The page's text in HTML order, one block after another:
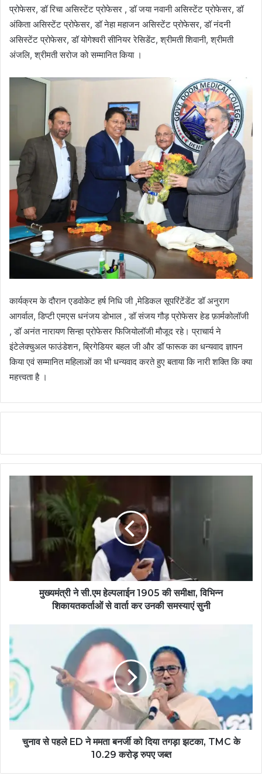
प्रोफेसर, डॉ रिचा असिस्टेंट प्रोफेसर , डॉ जया नवानी असिस्टेंट प्रोफेसर, डॉ
अंकिता असिस्टेंट प्रोफेसर, डॉ नेहा महाजन असिस्टेंट प्रोफेसर, डॉ नंदनी
असिस्टेंट प्रोफेसर, डॉ योगेश्वरी सीनियर रेसिडेंट, श्रीमती शिवानी, श्रीमती
अंजलि, श्रीमती सरोज को सम्मानित किया ।
कार्यक्रम के दौरान एडवोकेट हर्ष निधि जी ,मेडिकल सूपरिंटेंडेंट डॉ अनुराग
आगर्वाल, डिप्टी एमएस धनंजय डोभाल , डॉ संजय गौड़ प्रोफेसर हेड फ़ार्मकोलॉजी
, डॉ अनंत नारायण सिन्हा प्रोफेसर फिजियोलॉजी मौजूद रहे। प्राचार्य ने
इंटेलेक्चुअल फाउंडेशन, ब्रिगेडियर बहल जी और डॉ फारूक का धन्यवाद ज्ञापन
किया एवं सम्मानित महिलाओं का भी धन्यवाद करते हुए बताया कि नारी शक्ति कि क्या
महत्त्वता है ।
मुख्यमंत्री ने सी.एम हेल्पलाईन 1905 की समीक्षा, विभिन्न
शिकायतकर्ताओं से वार्ता कर उनकी समस्याएं सुनी
चुनाव से पहले ED ने ममता बनर्जी को दिया तगड़ा झटका, TMC के
10.29 करोड़ रुपए जब्त